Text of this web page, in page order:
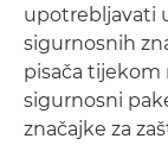
upotrebljavati
sigurnosnih
pisača tijekom
sigurnosni
značajke za